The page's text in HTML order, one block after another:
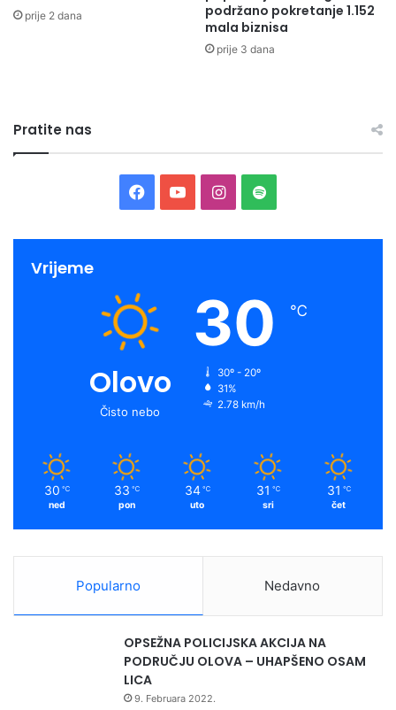
prije 2 dana
podržano pokretanje 1.152
mala biznisa
prije 3 dana
Pratite nas
Facebook
YouTubeInstagram
Spotify
Vrijeme
Olovo
Čisto nebo
30 ℃
30º - 20º
31%
2.78 km/h
30 ℃
ned
33 ℃
pon
34 ℃
uto
31 ℃
sri
31 ℃
čet
Popularno Nedavno
OPSEŽNA POLICIJSKA AKCIJA NA
PODRUČJU OLOVA – UHAPŠENO OSAM
LICA
9. Februara 2022.